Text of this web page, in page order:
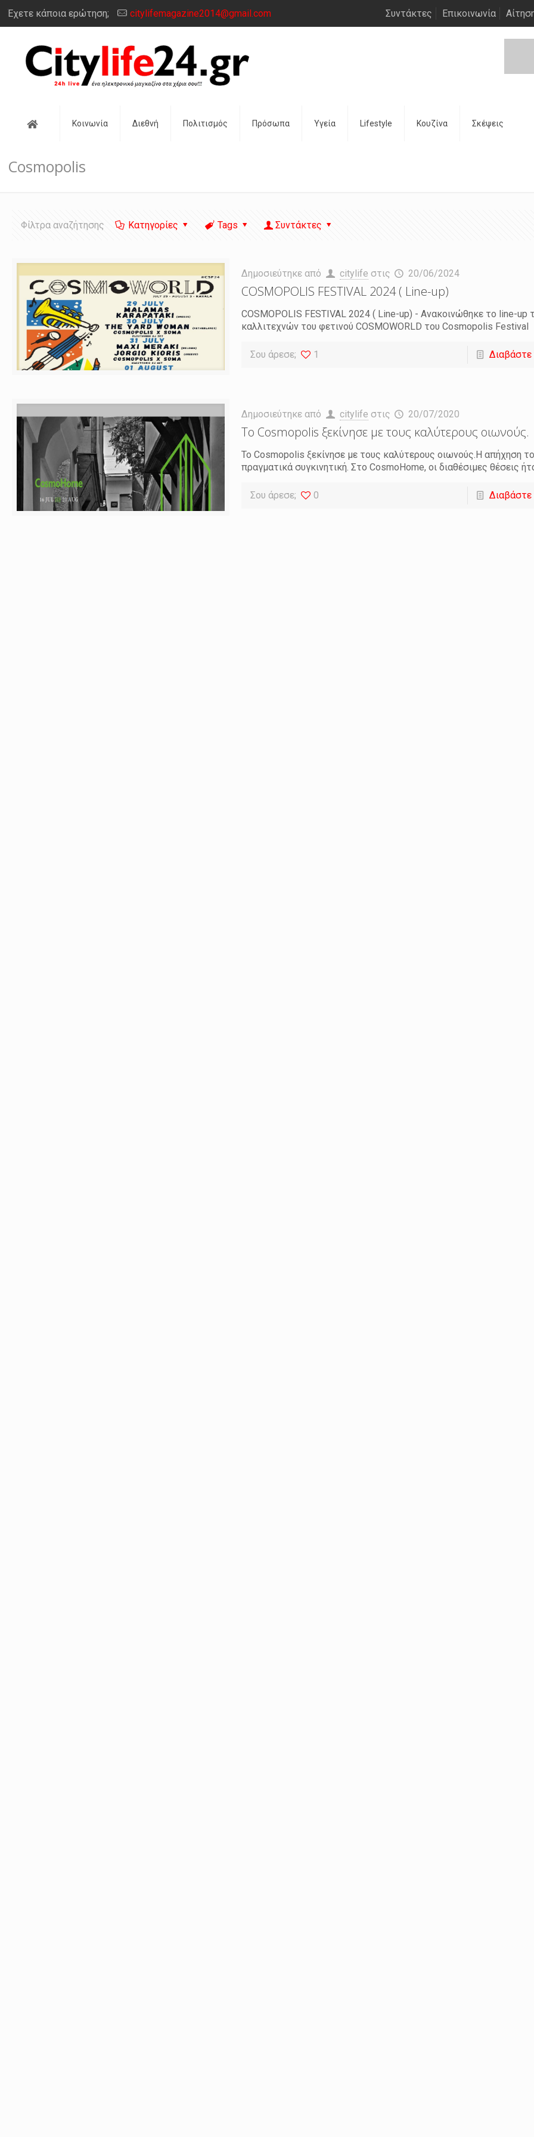
Έχετε κάποια ερώτηση; citylifemagazine2014@gmail.com Συντάκτες Επικοινωνία
Αρχική Κοινωνία Διεθνή Πολιτισμός Πρόσωπα Υγεία Lifestyle Κουζίνα Σκέψεις
Cosmopolis
Φίλτρα αναζήτησης Κατηγορίες Tags Συντάκτες
Δημοσιεύτηκε από citylife στις 20/06/2024
COSMOPOLIS FESTIVAL 2024 ( Line-up)
COSMOPOLIS FESTIVAL 2024 ( Line-up) - Ανακοινώθηκε το line-up
καλλιτεχνών του φετινού COSMOWORLD του Cosmopolis Festival
Σου άρεσε; 1 Διαβάστε
Δημοσιεύτηκε από citylife στις 20/07/2020
Το Cosmopolis ξεκίνησε με τους καλύτερους οιωνούς.
Το Cosmopolis ξεκίνησε με τους καλύτερους οιωνούς.Η απήχηση
πραγματικά συγκινητική. Στο CosmoHome, οι διαθέσιμες θέσεις
Σου άρεσε; 0 Διαβάστε